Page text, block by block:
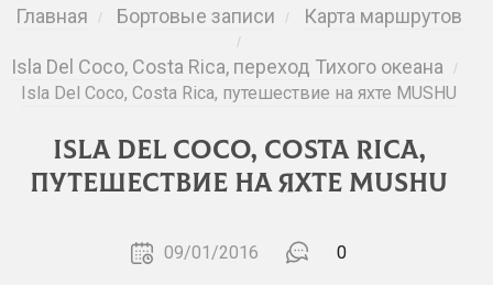
Главная / Бортовые записи / Карта маршрутов
/
Isla Del Coco, Costa Rica, переход Тихого океана /
Isla Del Coco, Costa Rica, путешествие на яхте MUSHU
Isla Del Coco, Costa Rica,
путешествие на яхте MUSHU
09/01/2016 0